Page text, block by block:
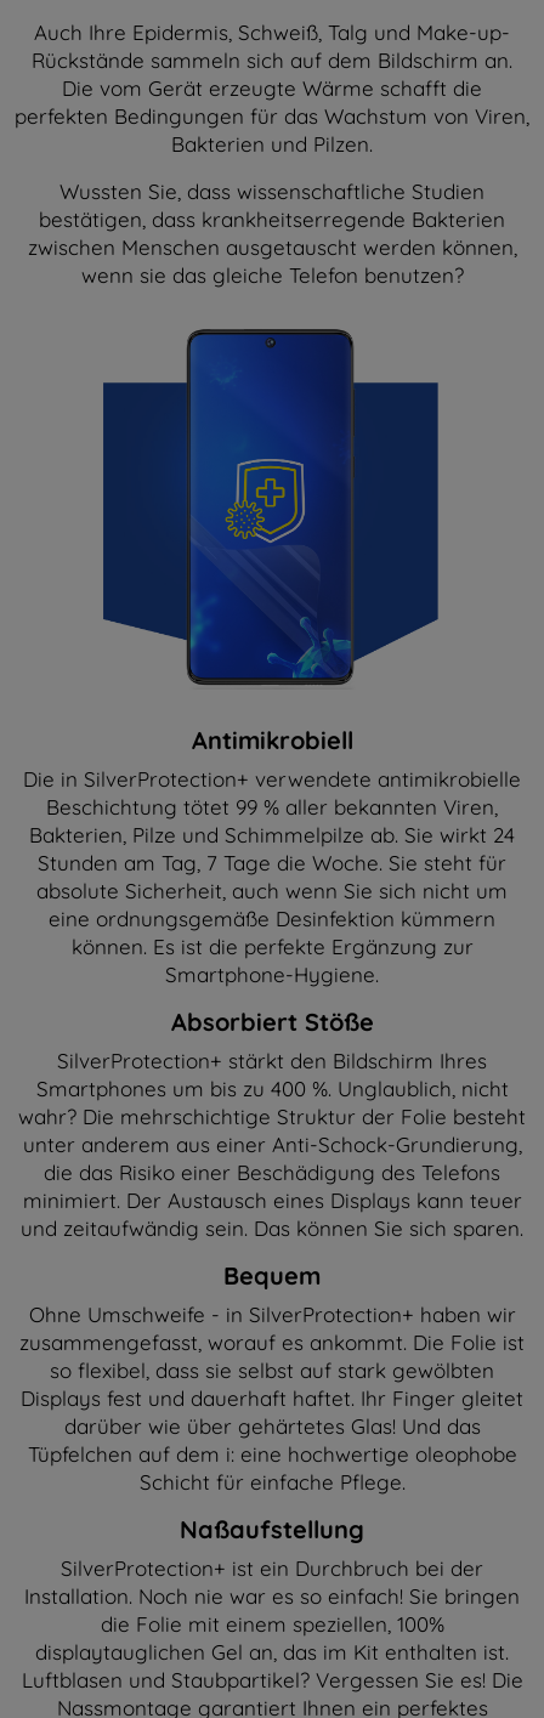
Auch Ihre Epidermis, Schweiß, Talg und Make-up-
Rückstände sammeln sich auf dem Bildschirm an.
Die vom Gerät erzeugte Wärme schafft die
perfekten Bedingungen für das Wachstum von Viren,
Bakterien und Pilzen.
Wussten Sie, dass wissenschaftliche Studien
bestätigen, dass krankheitserregende Bakterien
zwischen Menschen ausgetauscht werden können,
wenn sie das gleiche Telefon benutzen?
Antimikrobiell
Die in SilverProtection+ verwendete antimikrobielle
Beschichtung tötet 99 % aller bekannten Viren,
Bakterien, Pilze und Schimmelpilze ab. Sie wirkt 24
Stunden am Tag, 7 Tage die Woche. Sie steht für
absolute Sicherheit, auch wenn Sie sich nicht um
eine ordnungsgemäße Desinfektion kümmern
können. Es ist die perfekte Ergänzung zur
Smartphone-Hygiene.
Absorbiert Stöße
SilverProtection+ stärkt den Bildschirm Ihres
Smartphones um bis zu 400 %. Unglaublich, nicht
wahr? Die mehrschichtige Struktur der Folie besteht
unter anderem aus einer Anti-Schock-Grundierung,
die das Risiko einer Beschädigung des Telefons
minimiert. Der Austausch eines Displays kann teuer
und zeitaufwändig sein. Das können Sie sich sparen.
Bequem
Ohne Umschweife - in SilverProtection+ haben wir
zusammengefasst, worauf es ankommt. Die Folie ist
so flexibel, dass sie selbst auf stark gewölbten
Displays fest und dauerhaft haftet. Ihr Finger gleitet
darüber wie über gehärtetes Glas! Und das
Tüpfelchen auf dem i: eine hochwertige oleophobe
Schicht für einfache Pflege.
Naßaufstellung
SilverProtection+ ist ein Durchbruch bei der
Installation. Noch nie war es so einfach! Sie bringen
die Folie mit einem speziellen, 100%
displaytauglichen Gel an, das im Kit enthalten ist.
Luftblasen und Staubpartikel? Vergessen Sie es! Die
Nassmontage garantiert Ihnen ein perfektes